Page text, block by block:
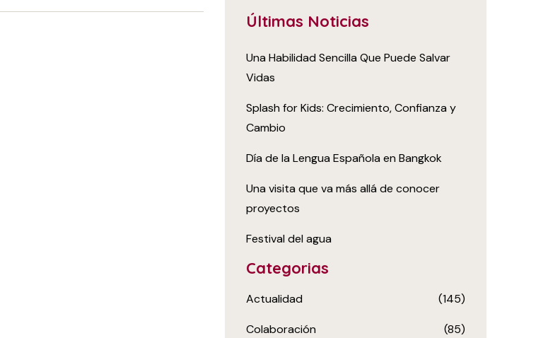
Últimas Noticias
Una Habilidad Sencilla Que Puede Salvar
Vidas
Splash for Kids: Crecimiento, Confianza y
Cambio
Día de la Lengua Española en Bangkok
Una visita que va más allá de conocer
proyectos
Festival del agua
Categorias
Actualidad (145)
Colaboración (85)